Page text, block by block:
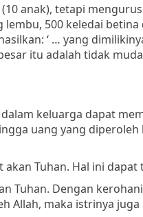
anak), tetapi
500 keledai
‘ … yang
itu adalah tidak
keluarga dapat
uang yang
Tuhan. Hal ini dapat
Tuhan. Dengan
Allah, maka istrinya